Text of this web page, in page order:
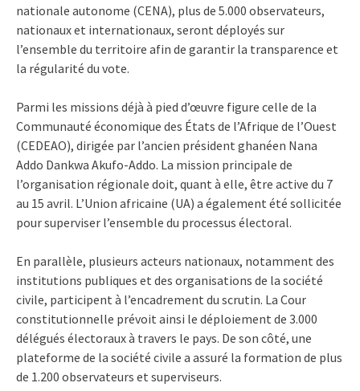
nationale autonome (CENA), plus de 5.000 observateurs,
nationaux et internationaux, seront déployés sur
l’ensemble du territoire afin de garantir la transparence et
la régularité du vote.
Parmi les missions déjà à pied d’œuvre figure celle de la
Communauté économique des États de l’Afrique de l’Ouest
(CEDEAO), dirigée par l’ancien président ghanéen Nana
Addo Dankwa Akufo-Addo. La mission principale de
l’organisation régionale doit, quant à elle, être active du 7
au 15 avril. L’Union africaine (UA) a également été sollicitée
pour superviser l’ensemble du processus électoral.
En parallèle, plusieurs acteurs nationaux, notamment des
institutions publiques et des organisations de la société
civile, participent à l’encadrement du scrutin. La Cour
constitutionnelle prévoit ainsi le déploiement de 3.000
délégués électoraux à travers le pays. De son côté, une
plateforme de la société civile a assuré la formation de plus
de 1.200 observateurs et superviseurs.